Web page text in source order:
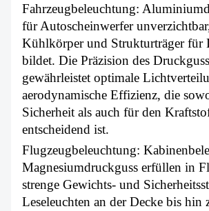
Fahrzeugbeleuchtung:
für Autoscheinwerfer
Kühlkörper und Strukturträger für
bildet. Die Präzision des
gewährleistet optimale
aerodynamische Effizienz, die
Sicherheit als auch für den
entscheidend ist.
Flugzeugbeleuchtung:
Magnesiumdruckguss erfüllen in
strenge Gewichts- und
Leseleuchten an der Decke bis hin